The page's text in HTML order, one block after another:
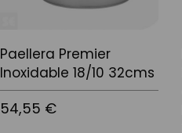
Paellera Premier
Inoxidable 18/10 32cms
54,55 €